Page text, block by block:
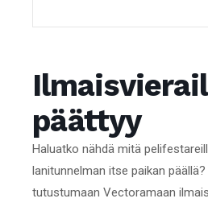
päättyy
Haluatko nähdä mitä
lanitunnelman itse paikan
tutustumaan Vectoramaan